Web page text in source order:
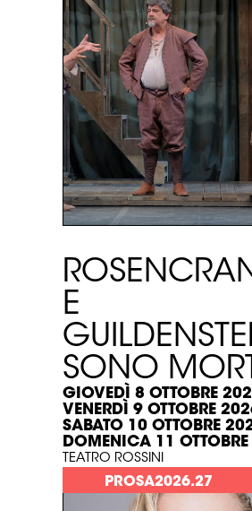
E
SONO
GIOVEDÌ 8 OTTOBRE
VENERDÌ 9 OTTOBRE
SABATO 10 OTTOBRE
DOMENICA 11
TEATRO ROSSINI
SCOPRI >
PROSA2026.27